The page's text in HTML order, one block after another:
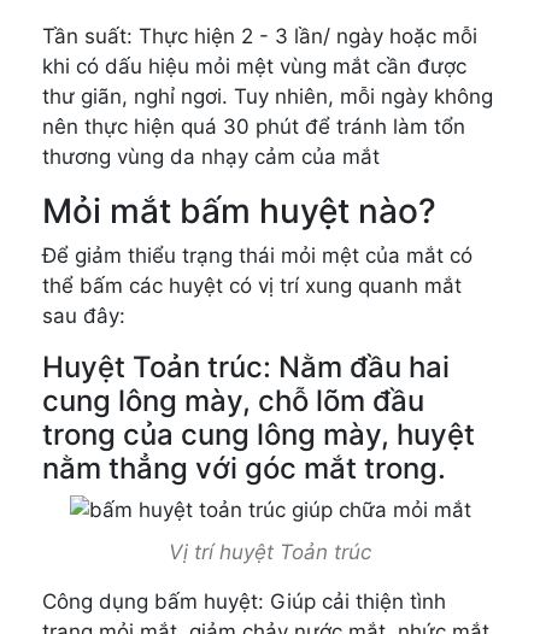
Tần suất: Thực hiện 2 - 3 lần/ ngày hoặc mỗi
khi có dấu hiệu mỏi mệt vùng mắt cần được
thư giãn, nghỉ ngơi. Tuy nhiên, mỗi ngày không
nên thực hiện quá 30 phút để tránh làm tổn
thương vùng da nhạy cảm của mắt
Mỏi mắt bấm huyệt nào?
Để giảm thiểu trạng thái mỏi mệt của mắt có
thể bấm các huyệt có vị trí xung quanh mắt
sau đây:
Huyệt Toản trúc: Nằm đầu hai
cung lông mày, chỗ lõm đầu
trong của cung lông mày, huyệt
nằm thẳng với góc mắt trong.
Vị trí huyệt Toản trúc
Công dụng bấm huyệt: Giúp cải thiện tình